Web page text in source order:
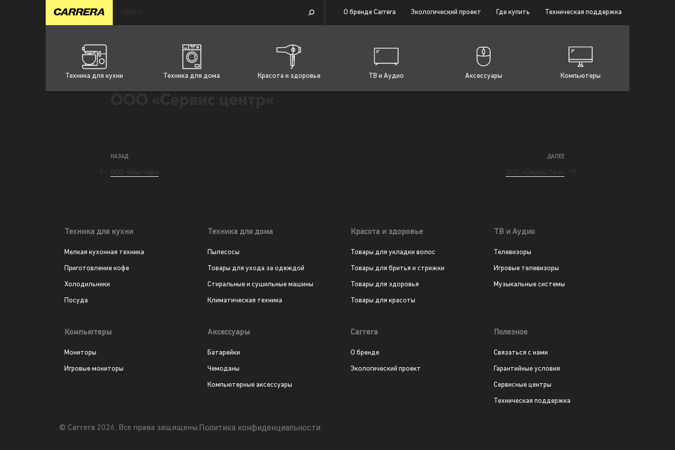
О бренде Carrera Экологический проект Где купить Техническая поддержка
Техника для кухни Техника для дома Красота и здоровье ТВ и Аудио Аксессуары Компьютеры
НАЗАД ДАЛЕЕ
Техника для кухни
Мелкая кухонная техника
Приготовление кофе
Холодильники
Посуда
Техника для дома
Пылесосы
Товары для ухода за одеждой
Стиральные и сушильные машины
Климатическая техника
Красота и здоровье
Товары для укладки волос
Товары для бритья и стрижки
Товары для здоровья
Товары для красоты
ТВ и Аудио
Телевизоры
Игровые телевизоры
Музыкальные системы
Компьютеры
Мониторы
Игровые мониторы
Аксессуары
Батарейки
Чемоданы
Компьютерные аксессуары
Carrera
О бренде
Экологический проект
Полезное
Связаться с нами
Гарантийные условия
Сервисные центры
Техническая поддержка
© Carrera 2026. Все права защищены.Политика конфиденциальности